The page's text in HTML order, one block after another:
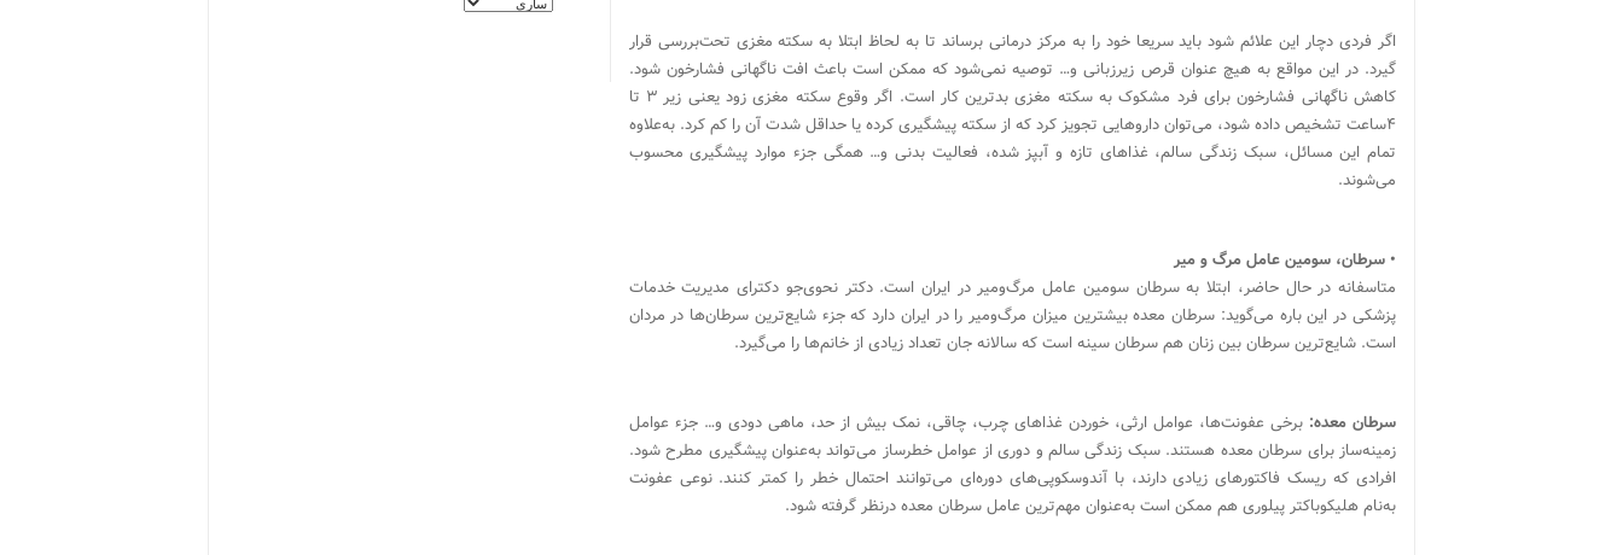
اگر فردی دچار این علائم شود باید سریعا خود را به مرکز درمانی برساند تا به لحاظ ابتلا به سکته مغزی تحت‌بررسی قرار
گیرد. در این مواقع به هیچ عنوان قرص زیر‌زبانی و… توصیه نمی‌شود که ممکن است باعث افت ناگهانی فشار‌خون شود.
کاهش ناگهانی فشار‌خون برای فرد مشکوک به سکته مغزی بدترین کار است. اگر وقوع سکته مغزی زود یعنی زیر ۳ تا
۴‌ساعت تشخیص داده شود، می‌توان داروهایی تجویز کرد که از سکته پیشگیری کرده یا حداقل شدت آن را کم کرد. به‌علاوه
تمام این مسائل، سبک زندگی سالم، غذاهای تازه و آبپز شده، فعالیت بدنی و… همگی جزء موارد پیشگیری محسوب
می‌شوند.
• سرطان، سومین عامل مرگ و میر
متاسفانه در حال حاضر، ابتلا به سرطان سومین عامل مرگ‌و‌میر در ایران است. دکتر نحوی‌جو دکترای مدیریت خدمات
پزشکی در این باره می‌گوید: سرطان معده بیشترین میزان مرگ‌و‌میر را در ایران دارد که جزء شایع‌ترین سرطان‌ها در مردان
است. شایع‌ترین سرطان بین زنان هم سرطان سینه است که سالانه جان تعداد زیادی از خانم‌ها را می‌گیرد.
سرطان معده: برخی عفونت‌ها، عوامل ارثی، خوردن غذاهای چرب، چاقی، نمک بیش از حد، ماهی دودی و… جزء عوامل
زمینه‌ساز برای سرطان معده هستند. سبک زندگی سالم و دوری از عوامل خطرساز می‌تواند به‌عنوان پیشگیری مطرح شود.
افرادی که ریسک فاکتورهای زیادی دارند، با آندوسکوپی‌های دوره‌ای می‌توانند احتمال خطر را کمتر کنند. نوعی عفونت
به‌نام هلیکوباکتر پیلوری هم ممکن است به‌عنوان مهم‌ترین عامل سرطان معده درنظر گرفته شود.